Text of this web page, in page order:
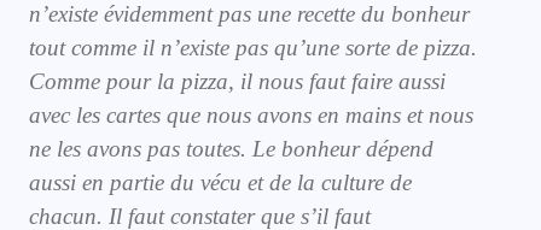
n’existe évidemment pas une recette du bonheur
tout comme il n’existe pas qu’une sorte de pizza.
Comme pour la pizza, il nous faut faire aussi
avec les cartes que nous avons en mains et nous
ne les avons pas toutes. Le bonheur dépend
aussi en partie du vécu etde la culture de
chacun. Il faut constater que s’il faut